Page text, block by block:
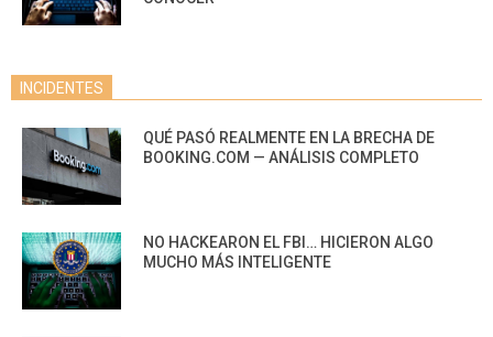
INCIDENTES
QUÉ PASÓ REALMENTE EN LA BRECHA DE
BOOKING.COM — ANÁLISIS COMPLETO
NO HACKEARON EL FBI… HICIERON ALGO
MUCHO MÁS INTELIGENTE